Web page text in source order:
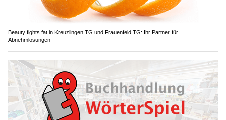
Beauty fights fat in Kreuzlingen TG und Frauenfeld TG: Ihr Partner für
Abnehmlösungen